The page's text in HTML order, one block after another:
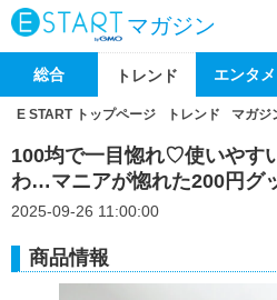
マガジン
総合 トレンド エンタメ
E START トップページ トレンド マガジ
100均で一目惚れ♡使いやす
わ…マニアが惚れた200円グ
2025-09-26 11:00:00
商品情報